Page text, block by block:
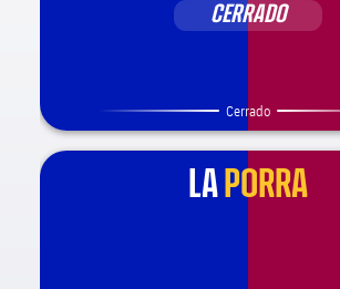
CERRADO
Cerrado
LA PORRA